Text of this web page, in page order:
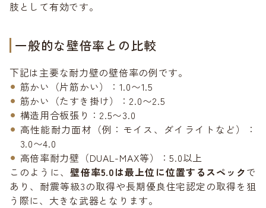
肢として有効です。
一般的な壁倍率との比較
下記は主要な耐力壁の壁倍率の例です。
筋かい（片筋かい）：1.0〜1.5
筋かい（たすき掛け）：2.0〜2.5
構造用合板張り：2.5〜3.0
高性能耐力面材（例：モイス、ダイライトなど）：
3.0〜4.0
高倍率耐力壁（DUAL-MAX等）：5.0以上
このように、壁倍率5.0は最上位に位置するスペックで
あり、耐震等級3の取得や長期優良住宅認定の取得を狙
う際に、大きな武器となります。